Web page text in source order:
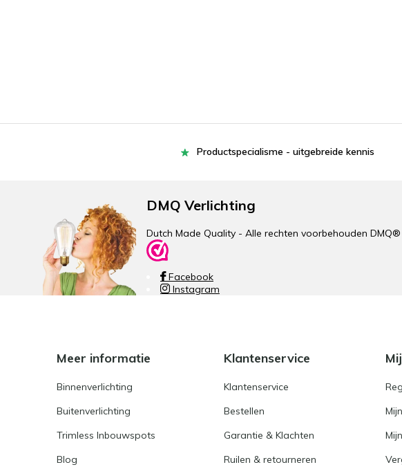
Productspecialisme - uitgebreide kennis
DMQ Verlichting
Dutch Made Quality - Alle rechten voorbehouden DMQ®
Facebook
Instagram
Meer informatie
Binnenverlichting
Buitenverlichting
Trimless Inbouwspots
Blog
Klantenservice
Klantenservice
Bestellen
Garantie & Klachten
Ruilen & retourneren